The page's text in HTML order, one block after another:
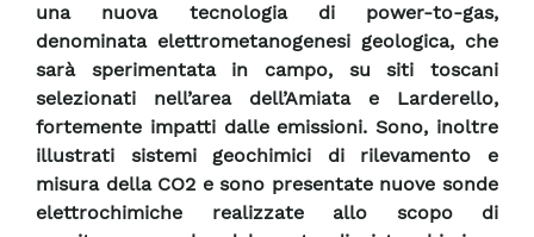
una nuova tecnologia di power-to-gas,
denominata elettrometanogenesi geologica, che
sarà sperimentata in campo, su siti toscani
selezionati nell’area dell’Amiata e Larderello,
fortemente impatti dalle emissioni. Sono, inoltre
illustrati sistemi geochimici di rilevamento e
misura della CO2 e sono presentate nuove sonde
elettrochimiche realizzate allo scopo di